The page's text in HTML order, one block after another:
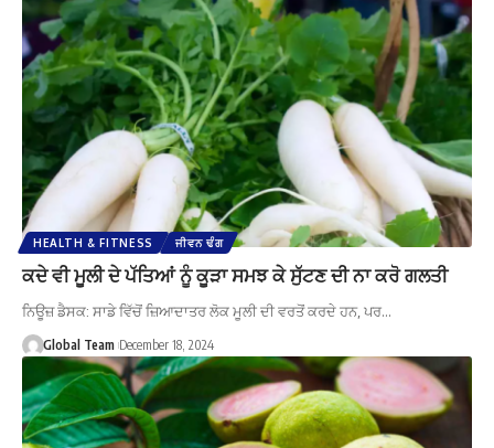
HEALTH & FITNESS ਜੀਵਨ ਢੰਗ
ਕਦੇ ਵੀ ਮੂਲੀ ਦੇ ਪੱਤਿਆਂ ਨੂੰ ਕੂੜਾ ਸਮਝ ਕੇ ਸੁੱਟਣ ਦੀ ਨਾ ਕਰੋ ਗਲਤੀ
ਨਿਊਜ਼ ਡੈਸਕ: ਸਾਡੇ ਵਿੱਚੋਂ ਜ਼ਿਆਦਾਤਰ ਲੋਕ ਮੂਲੀ ਦੀ ਵਰਤੋਂ ਕਰਦੇ ਹਨ, ਪਰ…
Global Team December 18, 2024